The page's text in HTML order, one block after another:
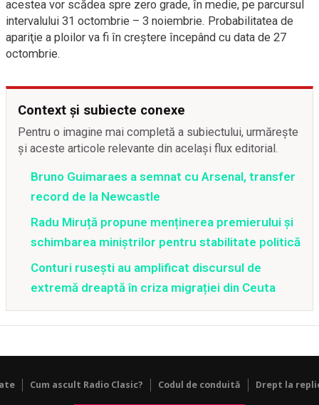
acestea vor scădea spre zero grade, în medie, pe parcursul
intervalului 31 octombrie – 3 noiembrie. Probabilitatea de
apariţie a ploilor va fi în creştere începând cu data de 27
octombrie.
Context și subiecte conexe
Pentru o imagine mai completă a subiectului, urmărește
și aceste articole relevante din același flux editorial.
Bruno Guimaraes a semnat cu Arsenal, transfer
record de la Newcastle
Radu Miruță propune menținerea premierului și
schimbarea miniștrilor pentru stabilitate politică
Conturi rusești au amplificat discursul de
extremă dreaptă în criza migrației din Ceuta
Cum ascult Radio Clasic? Codul de conduită Drept la